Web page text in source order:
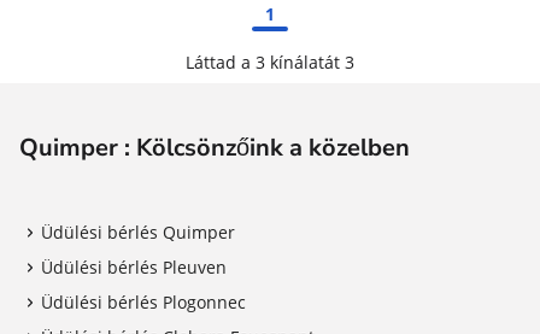
1
Láttad a 3 kínálatát 3
Quimper : Kölcsönzőink a közelben
Üdülési bérlés Quimper
Üdülési bérlés Pleuven
Üdülési bérlés Plogonnec